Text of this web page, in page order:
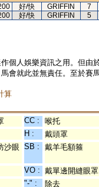
好/快 GRIFFIN
7
好/快 GRIFFIN 5
個人娛樂資訊之用。但
會就此並無責任。至於賽
算
CC :
喉托
H :
戴頭罩
沙眼 SB : 戴羊毛額箍
VO : 戴單邊開縫眼罩
"-" : 除去